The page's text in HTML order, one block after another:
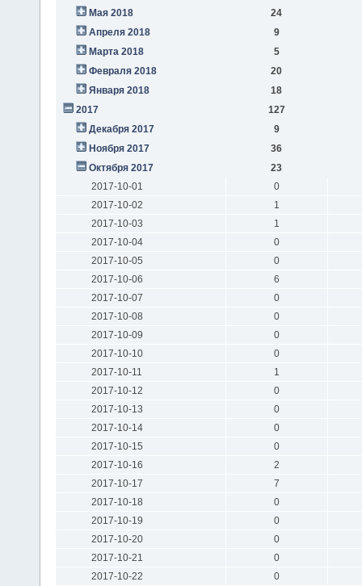
Мая 2018
24
Апреля 2018
9
Марта 2018
5
Февраля 2018
20
Января 2018
18
2017
127
Декабря 2017
9
Ноября 2017
36
Октября 2017
23
2017-10-01
0
2017-10-02
1
2017-10-03
1
2017-10-04
0
2017-10-05
0
2017-10-06
6
2017-10-07
0
2017-10-08
0
2017-10-09
0
2017-10-10
0
2017-10-11
1
2017-10-12
0
2017-10-13
0
2017-10-14
0
2017-10-15
0
2017-10-16
2
2017-10-17
7
2017-10-18
0
2017-10-19
0
2017-10-20
0
2017-10-21
0
2017-10-22
0